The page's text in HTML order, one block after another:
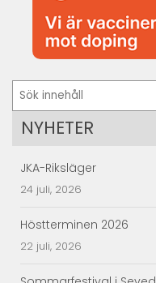
Sök
NYHETER
JKA-Riksläger
24 juli, 2026
Höstterminen 2026
22 juli, 2026